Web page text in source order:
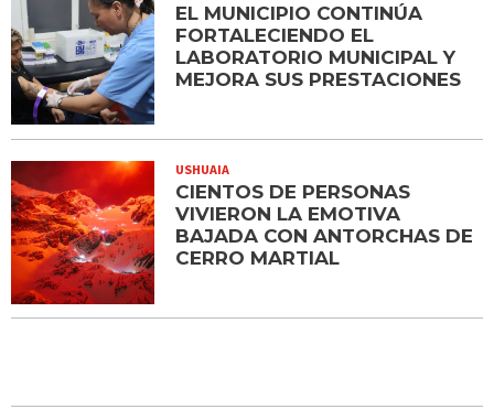
EL MUNICIPIO CONTINÚA
FORTALECIENDO EL
LABORATORIO MUNICIPAL Y
MEJORA SUS PRESTACIONES
USHUAIA
CIENTOS DE PERSONAS
VIVIERON LA EMOTIVA
BAJADA CON ANTORCHAS DE
CERRO MARTIAL